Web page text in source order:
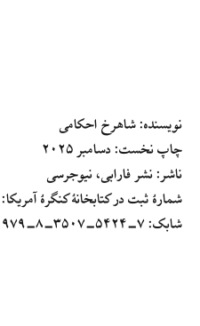
نویسنده: شاهرخ احکامی
چاپ نخست: دسامبر ۲۰۲۵
ناشر: نشر فارابی، نیوجرسی
شمارهٔ ثبت در کتابخانهٔ کنگرهٔ آمریکا: ۲۰۲۵۹۲۰۸۱۴
شابک: ۷-۵۴۲۴-۳۵۰۷-۸-۹۷۹